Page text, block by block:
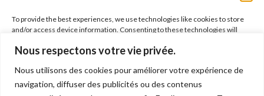
Nous respectons votre vie privée.
Nous utilisons des cookies pour améliorer votre expérience de
navigation, diffuser des publicités ou des contenus
To provide the best experiences, we use technologies like cookies to store
and/or access device information. Consenting to these technologies will
Not consenting or withdrawing consent, may adversely affect certain